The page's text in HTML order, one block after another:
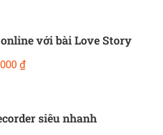
với bài Love Story
₫
siêu nhanh